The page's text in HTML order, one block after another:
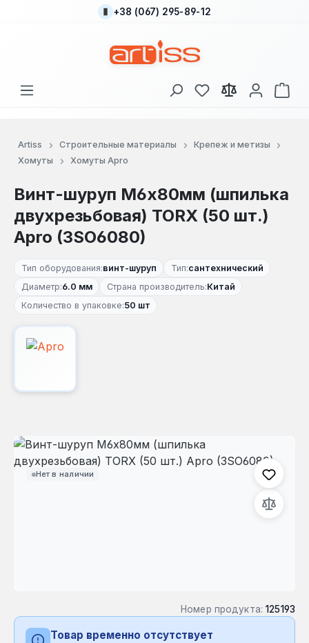
Перейти к основному содержанию
+38 (067) 295-89-12
У вас есть товары
В
Artiss Строительные материалы
Крепеж и метизы
Хомуты
Хомуты Apro
Винт-шуруп М6x80мм (шпилька
двухрезьбовая) TORX (50 шт.)
Apro (3SO6080)
Тип оборудования:винт-шуруп Тип:сантехнический
Диаметр:6.0 мм Страна производитель:Китай
Количество в упаковке:50 шт
Нет в наличии
Пропустить галерею изображений
Номер продукта: 125193
Товар временно отсутствует